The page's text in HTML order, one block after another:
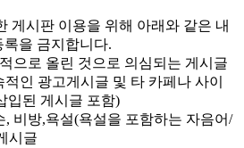
게시판 이용을 위해 아래와 같은 내
을 금지합니다.
으로 올린 것으로 의심되는 게시글
인 광고게시글 및 타 카페나 사이
입된 게시글 포함)
, 비방,욕설(욕설을 포함하는 자음어/
시글